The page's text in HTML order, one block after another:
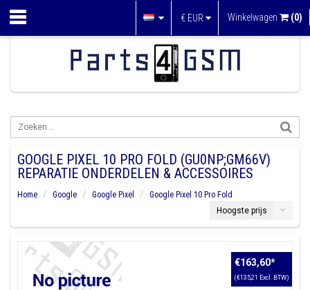
€ EUR Winkelwagen (0)
GOOGLE PIXEL 10 PRO FOLD (GU0NP;GM66V)
REPARATIE ONDERDELEN & ACCESSOIRES
Home Google Google Pixel
Google Pixel 10 Pro Fold
Hoogste prijs
€163,60*
(€135,21 Excl. BTW)